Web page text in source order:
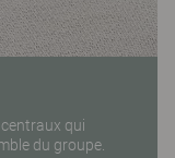
qui
du groupe.